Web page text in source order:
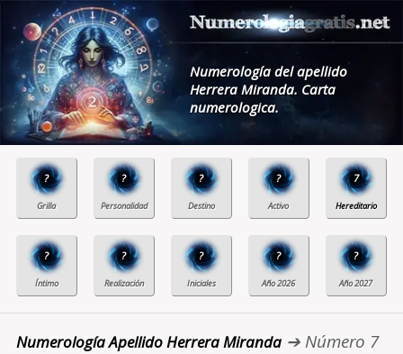
Numerología del apellido
Herrera Miranda. Carta
numerologica.
? ? ? ? 7
? ? ? ? ?
Numerología Apellido Herrera Miranda➔ Número 7